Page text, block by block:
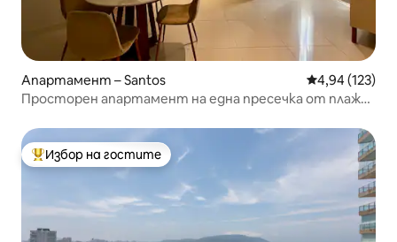
Апартамент – Santos Средна
4,94 (123)
Просторен апартамент на една пресечка от плажа
Най-популярен избор на гостите
Избор на гостите